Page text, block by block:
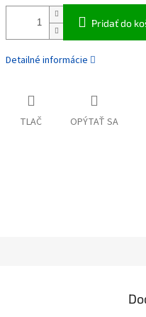
Pridať do
Detailné informácie
TLAČ OPÝTAŤ SA